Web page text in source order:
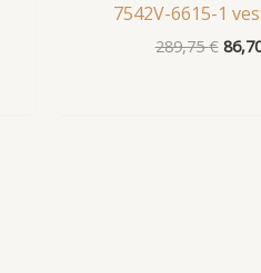
7542V-6615-1
289,75€